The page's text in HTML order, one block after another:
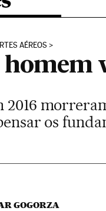
AÉREOS
homem
2016
os
GOGORZA